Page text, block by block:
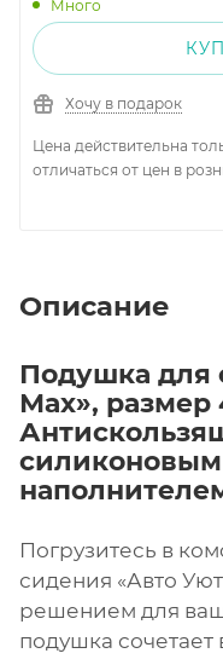
Много
Хочу в подарок
Цена действительна
отличаться от цен в
Описание
Подушка для
Мах», размер
Погрузитесь в
сидения «Авто
решением для
подушка сочетает